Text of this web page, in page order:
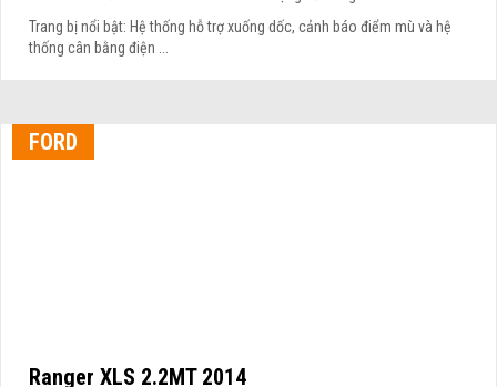
Trang bị nổi bật: Hệ thống hỗ trợ xuống dốc, cảnh báo điểm mù và hệ
thống cân bằng điện ...
FORD
Ranger XLS 2.2MT 2014